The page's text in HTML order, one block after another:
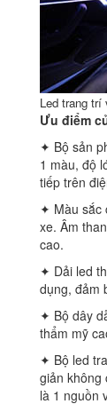
Led trang trí
Ưu điểm
✦ Bộ sản
1 màu, độ
tiếp trên
✦ Màu sắc
xe. Âm
cao.
✦ Dải led
dụng, đảm
✦ Bộ dây
thẩm mỹ
✦ Bộ led
giản không
là 1 nguồn